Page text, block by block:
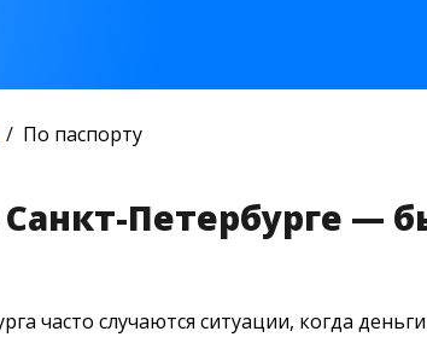
По паспорту
Петербурге —
часто случаются ситуации, когда